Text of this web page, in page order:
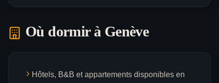
Où dormir à Genève
Hôtels, B&B et appartements disponibles en